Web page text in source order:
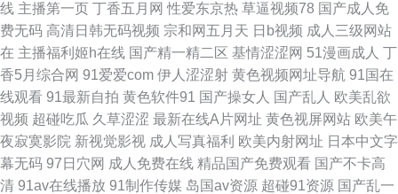
夜秀场一区二区 亚洲精品超碰 九九国产九九精品 免费看91视频 最新免费电
影网 国产色在线 免费欧美在线观看成人 国产精品12反差婊 五月少妇 中文麻
豆天美传媒国产 婷婷色精品国产 韩日AV片 三级片青青草 超碰在线久 国产精
品自拍网在线 国产精品人人操 51在线精品 欧美变态综合 亚洲成人一二一影
线 主播第一页 丁香五月网 性爱东京热 草逼视频78 国产成人免
费无码 高清日韩无码视频 宗和网五月天 日b视频 成人三级网站
在 主播福利姬h在线 国产精一精二区 基情涩涩网 51漫画成人 丁
香5月综合网 91爱爱com 伊人涩涩射 黄色视频网址导航 91国在
线观看 91最新自拍 黄色软件91 国产操女人 国产乱人 欧美乱欲
视频 超碰吃瓜 久草涩涩 最新在线A片网址 黄色视屏网站 欧美午
夜寂寞影院 新视觉影视 成人写真福利 欧美内射网址 日本中文字
幕无码 97日穴网 成人免费在线 精品国产免费观看 国产不卡高
清 91av在线播放 91制作传媒 岛国av资源 超碰91资源 国产乱一